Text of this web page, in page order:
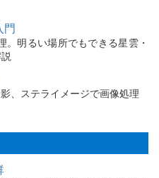
門
。明るい場所でもできる星雲・
、ステライメージで画像処理